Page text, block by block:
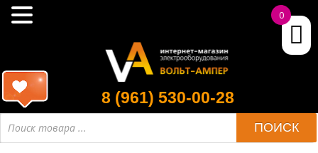
8 (961) 530-00-28
ПОИСК
0